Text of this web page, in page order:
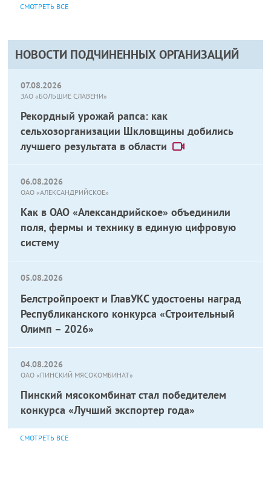
НОВОСТИ ПОДЧИНЕННЫХ ОРГАНИЗАЦИЙ
07.08.2026
ЗАО «БОЛЬШИЕ СЛАВЕНИ»
Рекордный урожай рапса: как
сельхозорганизации Шкловщины добились
лучшего результата в области
06.08.2026
ОАО «АЛЕКСАНДРИЙСКОЕ»
Как в ОАО «Александрийское» объединили
поля, фермы и технику в единую цифровую
систему
05.08.2026
Белстройпроект и ГлавУКС удостоены наград
Республиканского конкурса «Строительный
Олимп – 2026»
04.08.2026
ОАО «ПИНСКИЙ МЯСОКОМБИНАТ»
Пинский мясокомбинат стал победителем
конкурса «Лучший экспортер года»
СМОТРЕТЬ ВСЕ
СМОТРЕТЬ ВСЕ